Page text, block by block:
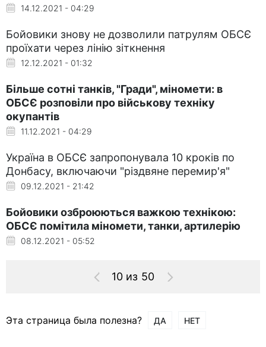
14.12.2021 - 04:29
Бойовики знову не дозволили патрулям ОБСЄ
проїхати через лінію зіткнення
12.12.2021 - 01:32
Більше сотні танків, "Гради", міномети: в
ОБСЄ розповіли про військову техніку
окупантів
11.12.2021 - 04:29
Україна в ОБСЄ запропонувала 10 кроків по
Донбасу, включаючи "різдвяне перемир'я"
09.12.2021 - 21:42
Бойовики озброюються важкою технікою:
ОБСЄ помітила міномети, танки, артилерію
08.12.2021 - 05:52
10 из 50
Эта страница была полезна? ДА НЕТ